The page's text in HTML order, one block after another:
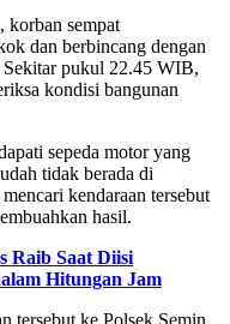
korban sempat
dan berbincang dengan
pukul 22.45 WIB,
kondisi bangunan
sepeda motor yang
tidak berada di
kendaraan tersebut
hasil.
Raib Saat Diisi
Hitungan Jam